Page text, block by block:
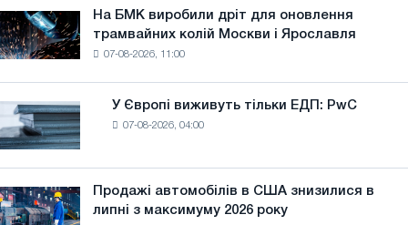
липні
На
БМК
виробили
оновлення
трамвайних
і
Ярославля
На БМК виробили дріт для оновлення
трамвайних колій Москви і Ярославля
07-08-2026, 11:00
Європі
виживуть
тільки
ЕДП:
PwC
У Європі виживуть тільки ЕДП: PwC
07-08-2026, 04:00
Продажі
автомобілів
Продажі автомобілів в США знизилися в
липні з максимуму 2026 року